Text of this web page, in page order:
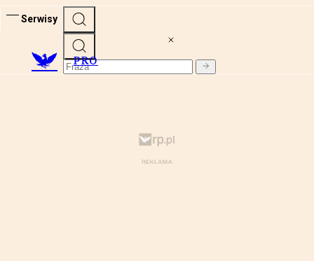
Serwisy
PRO